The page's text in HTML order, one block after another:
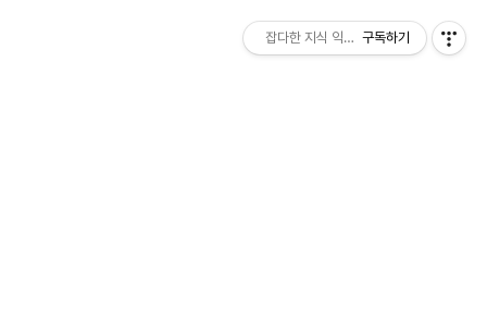
잡다한 지식 익히기구독하기